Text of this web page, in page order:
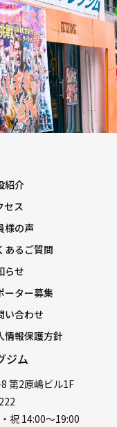
ジム
第2原嶋ビル1F
祝 14:00〜19:00
紹介
セス
様の声
あるご質問
らせ
ーター募集
い合わせ
情報保護方針